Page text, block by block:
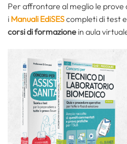
Per affrontare al meglio le prove
i Manuali EdiSEScompleti di test
corsi di formazione in aula